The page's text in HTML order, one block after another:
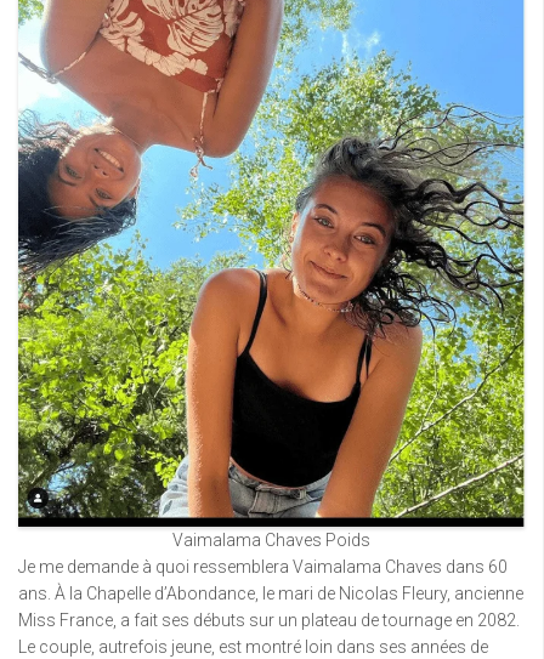
Vaimalama Chaves Poids
Je me demande à quoi ressemblera Vaimalama Chaves dans 60
ans. À la Chapelle d’Abondance, le mari de Nicolas Fleury, ancienne
Miss France, a fait ses débuts sur un plateau de tournage en 2082.
Le couple, autrefois jeune, est montré loin dans ses années de